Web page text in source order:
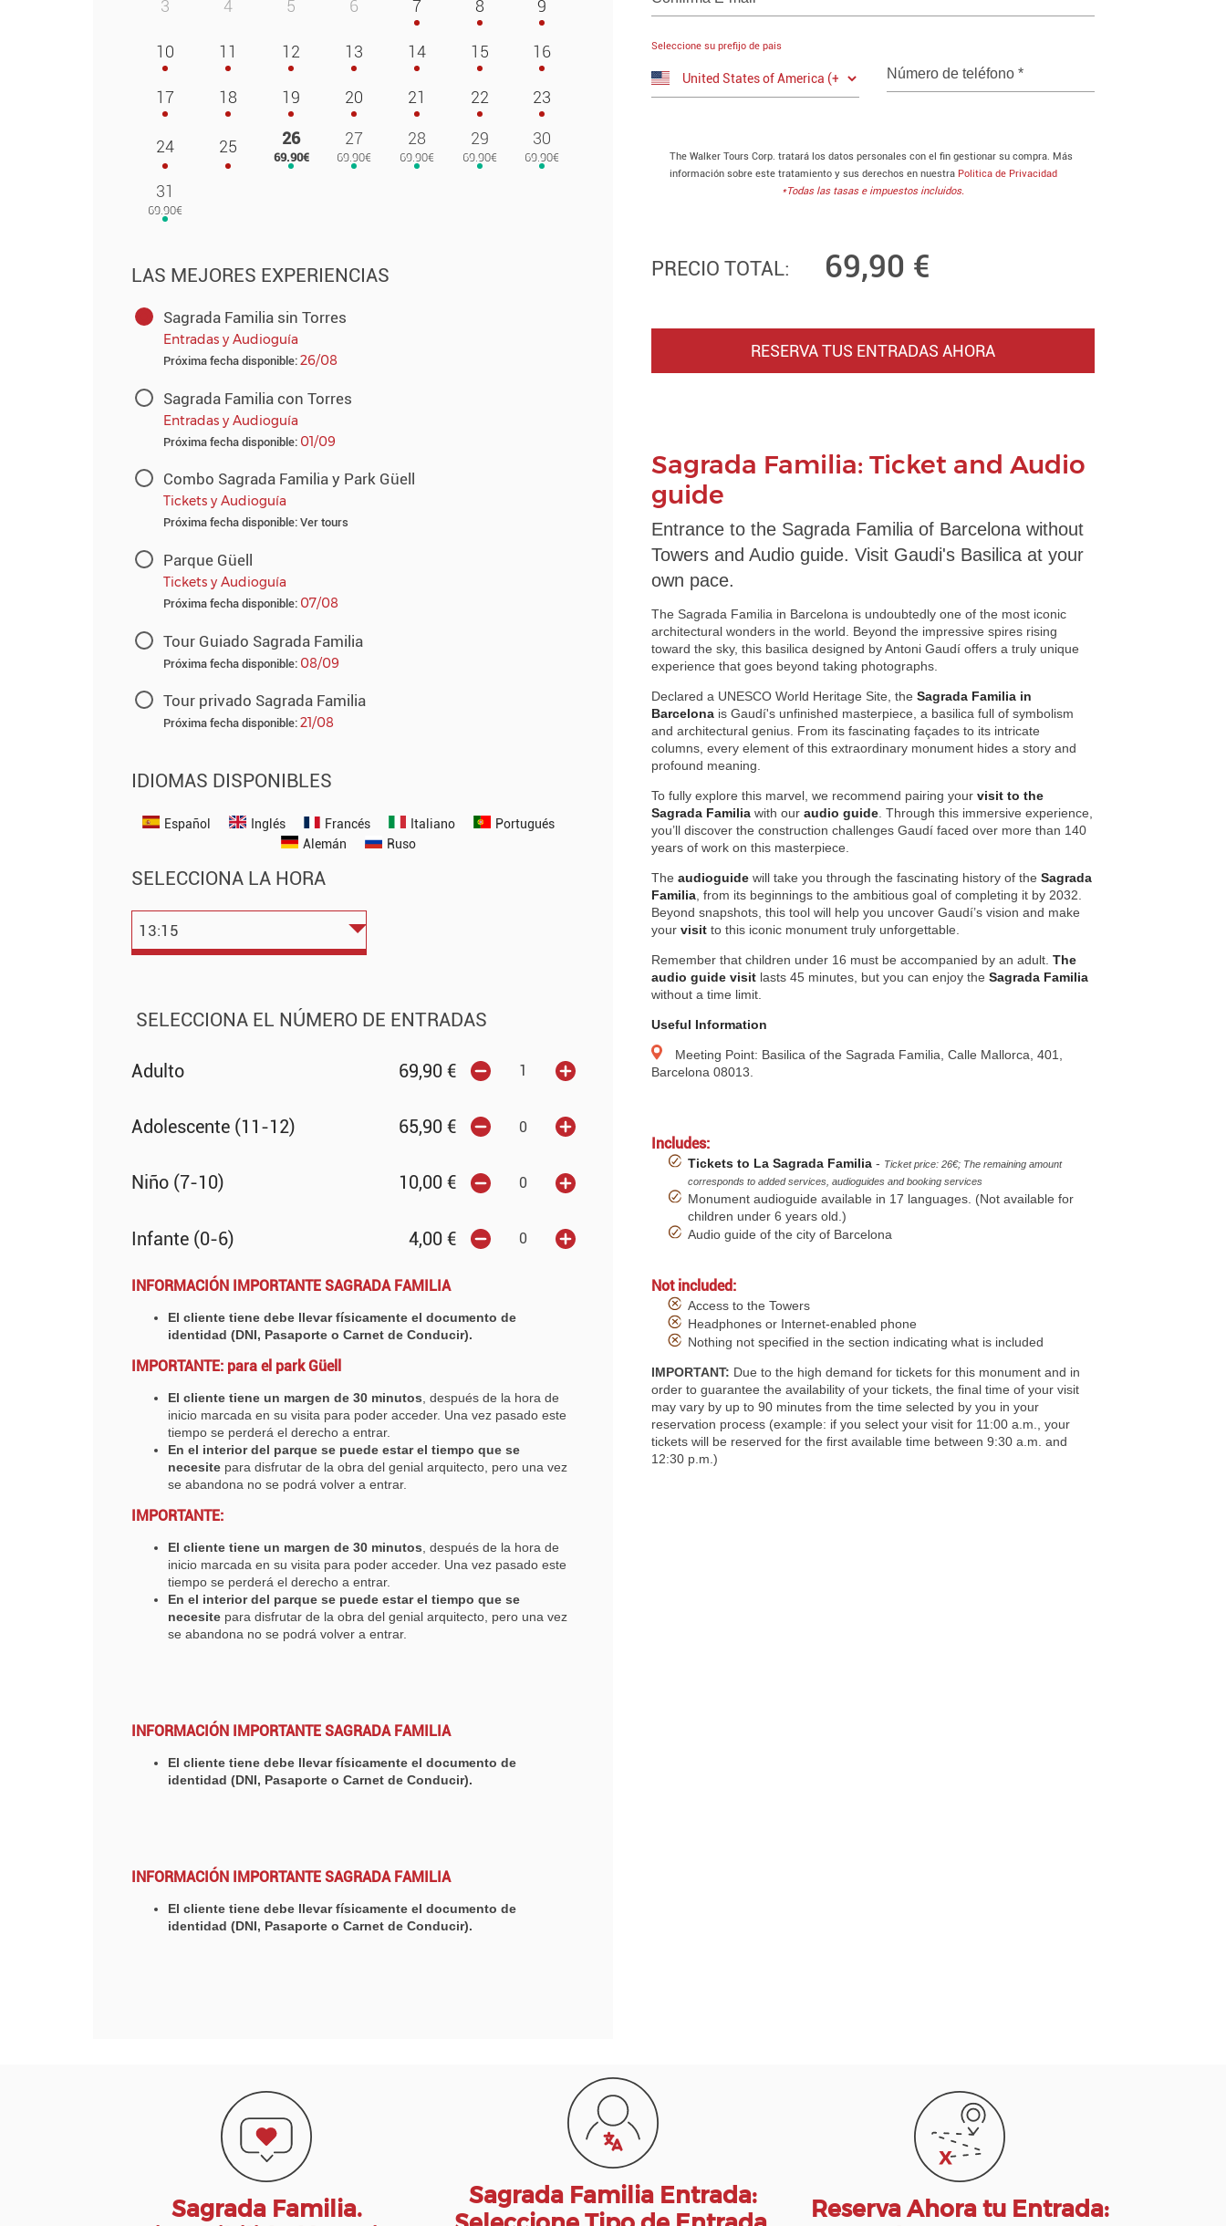
3 4 5 6 7 8 9
10 11 12 13 14 15 16
17 18 19 20 21 22 23
24 25 26 27 28 29 30
31
LAS MEJORES EXPERIENCIAS
Sagrada Familia sin Torres
Entradas y Audioguía
Próxima fecha disponible: 26/08
Sagrada Familia con Torres
Entradas y Audioguía
Próxima fecha disponible: 01/09
Combo Sagrada Familia y Park Güell
Tickets y Audioguía
Próxima fecha disponible: Ver tours
Parque Güell
Tickets y Audioguía
Próxima fecha disponible: 07/08
Tour Guiado Sagrada Familia
Próxima fecha disponible: 08/09
Tour privado Sagrada Familia
Próxima fecha disponible: 21/08
IDIOMAS DISPONIBLES
Español Inglés Francés Italiano
Portugués
Alemán
Ruso
SELECCIONA LA HORA
SELECCIONA EL NÚMERO DE ENTRADAS
Adulto 69,90 €
Adolescente (11-12) 65,90 €
Niño (7-10) 10,00 €
Infante (0-6) 4,00 €
INFORMACIÓN IMPORTANTE SAGRADA FAMILIA
El cliente tiene debe llevar físicamente el documento de
identidad (DNI, Pasaporte o Carnet de Conducir).
IMPORTANTE: para el park Güell
El cliente tiene un margen de 30 minutos , después de la hora de
inicio marcada en su visita para poder acceder. Una vez pasado este
tiempo se perderá el derecho a entrar.
En el interior del parque se puede estar el tiempo que se
necesite para disfrutar de la obra del genial arquitecto, pero una vez
se abandona no se podrá volver a entrar.
IMPORTANTE:
El cliente tiene un margen de 30 minutos , después de la hora de
inicio marcada en su visita para poder acceder. Una vez pasado este
tiempo se perderá el derecho a entrar.
En el interior del parque se puede estar el tiempo que se
necesite para disfrutar de la obra del genial arquitecto, pero una vez
se abandona no se podrá volver a entrar.
INFORMACIÓN IMPORTANTE SAGRADA FAMILIA
El cliente tiene debe llevar físicamente el documento de
identidad (DNI, Pasaporte o Carnet de Conducir).
INFORMACIÓN IMPORTANTE SAGRADA FAMILIA
El cliente tiene debe llevar físicamente el documento de
identidad (DNI, Pasaporte o Carnet de Conducir).
Seleccione su prefijo de pais
Número de teléfono *
The Walker Tours Corp. tratará los datos personales con el fin gestionar su compra. Más
información sobre este tratamiento y sus derechos en nuestra Politica de Privacidad
*Todas las tasas e impuestos incluidos.
PRECIO TOTAL: 69,90 €
RESERVA TUS ENTRADAS AHORA
Sagrada Familia: Ticket and Audio
guide
Entrance to the Sagrada Familia of Barcelona without
Towers and Audio guide. Visit Gaudi's Basilica at your
own pace.
The Sagrada Familia in Barcelona is undoubtedly one of the most iconic
architectural wonders in the world. Beyond the impressive spires rising
toward the sky, this basilica designed by Antoni Gaudí offers a truly unique
experience that goes beyond taking photographs.
Declared a UNESCO World Heritage Site, the Sagrada Familia in
Barcelona is Gaudí's unfinished masterpiece, a basilica full of symbolism
and architectural genius. From its fascinating façades to its intricate
columns, every element of this extraordinary monument hides a story and
profound meaning.
To fully explore this marvel, we recommend pairing your visit to the
Sagrada Familia with our audio guide . Through this immersive experience,
you’ll discover the construction challenges Gaudí faced over more than 140
years of work on this masterpiece.
The audioguide will take you through the fascinating history of the Sagrada
Familia , from its beginnings to the ambitious goal of completing it by 2032.
Beyond snapshots, this tool will help you uncover Gaudí’s vision and make
your visit to this iconic monument truly unforgettable.
Remember that children under 16 must be accompanied by an adult. The
audio guide visit lasts 45 minutes, but you can enjoy the Sagrada Familia
without a time limit.
Useful Information
Meeting Point: Basilica of the Sagrada Familia, Calle Mallorca, 401,
Barcelona 08013.
Includes:
Tickets to La Sagrada Familia - Ticket price: 26€; The remaining amount
corresponds to added services, audioguides and booking services
Monument audioguide available in 17 languages. (Not available for
children under 6 years old.)
Audio guide of the city of Barcelona
Not included:
Access to the Towers
Headphones or Internet-enabled phone
Nothing not specified in the section indicating what is included
IMPORTANT: Due to the high demand for tickets for this monument and in
order to guarantee the availability of your tickets, the final time of your visit
may vary by up to 90 minutes from the time selected by you in your
reservation process (example: if you select your visit for 11:00 a.m., your
tickets will be reserved for the first available time between 9:30 a.m. and
12:30 p.m.)
Sagrada Familia.
Sagrada Familia Entrada:
Reserva Ahora tu Entrada: